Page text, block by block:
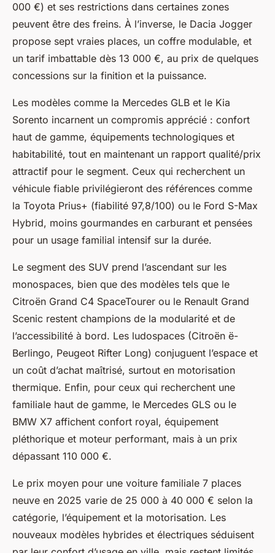
000 €) et ses restrictions dans certaines zones
peuvent être des freins. À l’inverse, le Dacia Jogger
propose sept vraies places, un coffre modulable, et
un tarif imbattable dès 13 000 €, au prix de quelques
concessions sur la finition et la puissance.
Les modèles comme la Mercedes GLB et le Kia
Sorento incarnent un compromis apprécié : confort
haut de gamme, équipements technologiques et
habitabilité, tout en maintenant un rapport qualité/prix
attractif pour le segment. Ceux qui recherchent un
véhicule fiable privilégieront des références comme
la Toyota Prius+ (fiabilité 97,8/100) ou le Ford S-Max
Hybrid, moins gourmandes en carburant et pensées
pour un usage familial intensif sur la durée.
Le segment des SUV prend l’ascendant sur les
monospaces, bien que des modèles tels que le
Citroën Grand C4 SpaceTourer ou le Renault Grand
Scenic restent champions de la modularité et de
l’accessibilité à bord. Les ludospaces (Citroën ë-
Berlingo, Peugeot Rifter Long) conjuguent l’espace et
un coût d’achat maîtrisé, surtout en motorisation
thermique. Enfin, pour ceux qui recherchent une
familiale haut de gamme, le Mercedes GLS ou le
BMW X7 affichent confort royal, équipement
pléthorique et moteur performant, mais à un prix
dépassant 110 000 €.
Le prix moyen pour une voiture familiale 7 places
neuve en 2025 varie de 25 000 à 40 000 € selon la
catégorie, l’équipement et la motorisation. Les
nouveaux modèles hybrides et électriques séduisent